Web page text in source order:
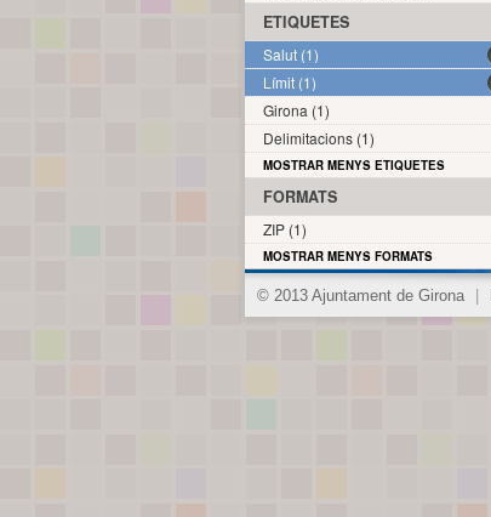
ETIQUETES
Salut (1)
Límit (1)
Girona (1)
Delimitacions (1)
MOSTRAR MENYS ETIQUETES
FORMATS
ZIP (1)
MOSTRAR MENYS FORMATS
© 2013 Ajuntament de Girona